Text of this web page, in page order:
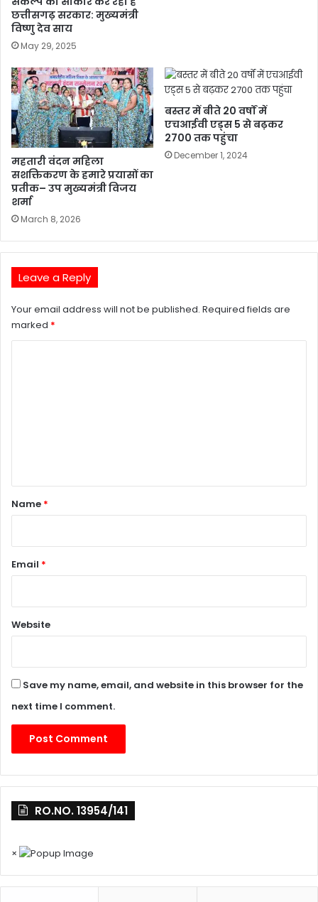
छत्तीसगढ़ सरकार: मुख्यमंत्री
विष्णु देव साय
May 29, 2025
महतारी वंदन महिला
सशक्तिकरण के हमारे प्रयासों का
प्रतीक– उप मुख्यमंत्री विजय
शर्मा
March 8, 2026
बस्तर में बीते 20 वर्षों में
एचआईवी एड्स 5 से बढ़कर
2700 तक पहुंचा
December 1, 2024
Leave a Reply
Your email address will not be published. Required fields are
marked *
*
Name *
Email *
Website
Save my name, email, and website in this browser for the
next time I comment.
RO.NO. 13954/141
×